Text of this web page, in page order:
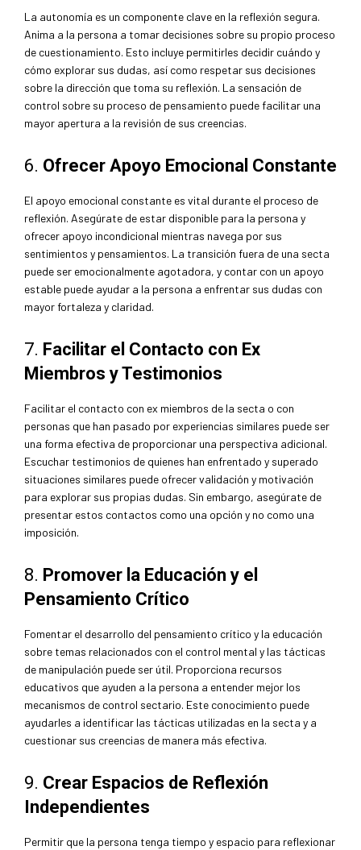
La autonomía es un componente clave en la reflexión segura.
Anima a la persona a tomar decisiones sobre su propio proceso
de cuestionamiento. Esto incluye permitirles decidir cuándo y
cómo explorar sus dudas, así como respetar sus decisiones
sobre la dirección que toma su reflexión. La sensación de
control sobre su proceso de pensamiento puede facilitar una
mayor apertura a la revisión de sus creencias.
6. Ofrecer Apoyo Emocional Constante
El apoyo emocional constante es vital durante el proceso de
reflexión. Asegúrate de estar disponible para la persona y
ofrecer apoyo incondicional mientras navega por sus
sentimientos y pensamientos. La transición fuera de una secta
puede ser emocionalmente agotadora, y contar con un apoyo
estable puede ayudar a la persona a enfrentar sus dudas con
mayor fortaleza y claridad.
7. Facilitar el Contacto con Ex
Miembros y Testimonios
Facilitar el contacto con ex miembros de la secta o con
personas que han pasado por experiencias similares puede ser
una forma efectiva de proporcionar una perspectiva adicional.
Escuchar testimonios de quienes han enfrentado y superado
situaciones similares puede ofrecer validación y motivación
para explorar sus propias dudas. Sin embargo, asegúrate de
presentar estos contactos como una opción y no como una
imposición.
8. Promover la Educación y el
Pensamiento Crítico
Fomentar el desarrollo del pensamiento crítico y la educación
sobre temas relacionados con el control mental y las tácticas
de manipulación puede ser útil. Proporciona recursos
educativos que ayuden a la persona a entender mejor los
mecanismos de control sectario. Este conocimiento puede
ayudarles a identificar las tácticas utilizadas en la secta y a
cuestionar sus creencias de manera más efectiva.
9. Crear Espacios de Reflexión
Independientes
Permitir que la persona tenga tiempo y espacio para reflexionar